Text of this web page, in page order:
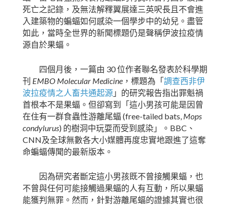
死亡之記錄，及無法解釋翼展達三英呎長且不會進
入建築物的蝙蝠如何感染一個學步中的幼兒。盡管
如此，當時全世界的新聞標題仍是聲稱伊波拉疫情
源自於果蝠。
四個月後，一篇由 30位作者聯名發表於科學期
刊 EMBO Molecular Medicine ，標題為「 調查西非伊
波拉疫情之人畜共通起源 」的研究報告指出罪魁禍
首根本不是果蝠。但卻寫到「這小男孩可能是因曾
在住有一群食蟲性游離尾蝠 (free-tailed bats, Mops
condylurus) 的樹洞中玩耍而受到感染」。 BBC 、
CNN及全球無數各大小媒體再度忠實地跟進了這奪
命蝙蝠傳聞的最新版本。
因為研究者斷定這小男孩既不曾接觸果蝠，也
不曾與任何可能接觸過果蝠的人有互動，所以果蝠
能獲判無罪。然而，針對游離尾蝠的證據其實也很